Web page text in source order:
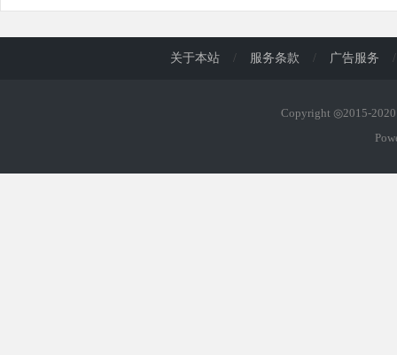
关于本站 / 服务条款 / 广告服务 /
Copyright ◎2015-